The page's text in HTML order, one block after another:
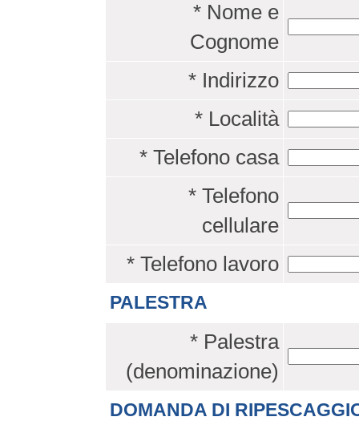
* Nome e
Cognome
* Indirizzo
* Località
* Telefono casa
* Telefono
cellulare
* Telefono lavoro
PALESTRA
* Palestra
(denominazione)
DOMANDA DI